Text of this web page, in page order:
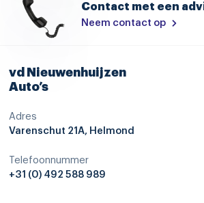
hoofd airbag(s) achter
hoofd airbag(s) voor
passagiersairbag
vermoeidheids herkenning
zij airbag(s) voor
start/stop systeem
Contact met een
Neem contact op
vd Nieuwenhuijzen
Auto’s
Adres
Varenschut 21A, Helmond
Telefoonnummer
+31 (0) 492 588 989